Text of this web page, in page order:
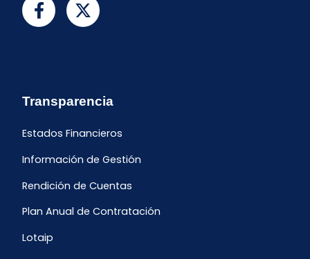
Transparencia
Estados Financieros
Información de Gestión
Rendición de Cuentas
Plan Anual de Contratación
Lotaip